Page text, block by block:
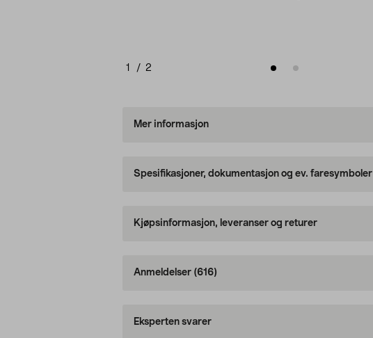
1 / 2
Mer informasjon
Spesifikasjoner, dokumentasjon og ev. faresymboler
Kjøpsinformasjon, leveranser og returer
Anmeldelser (616)
Eksperten svarer